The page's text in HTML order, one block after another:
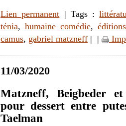
Lien permanent | Tags :
ténia,humaine comédie,
camus, gabriel matzneff | |
11/03/2020
Matzneff, Beigbeder
pour dessert entre
Taelman